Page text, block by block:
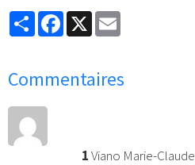
PartagerFacebook
X
Commentaires
1Viano Marie-Claude